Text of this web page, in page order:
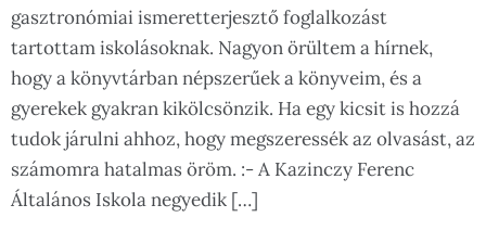
gasztronómiai ismeretterjesztő foglalkozást
tartottam iskolásoknak. Nagyon örültem a hírnek,
hogy a könyvtárban népszerűek a könyveim, és a
gyerekek gyakran kikölcsönzik. Ha egy kicsit is hozzá
tudok járulni ahhoz, hogy megszeressék az olvasást, az
számomra hatalmas öröm. :- A Kazinczy Ferenc
Általános Iskola negyedik […]